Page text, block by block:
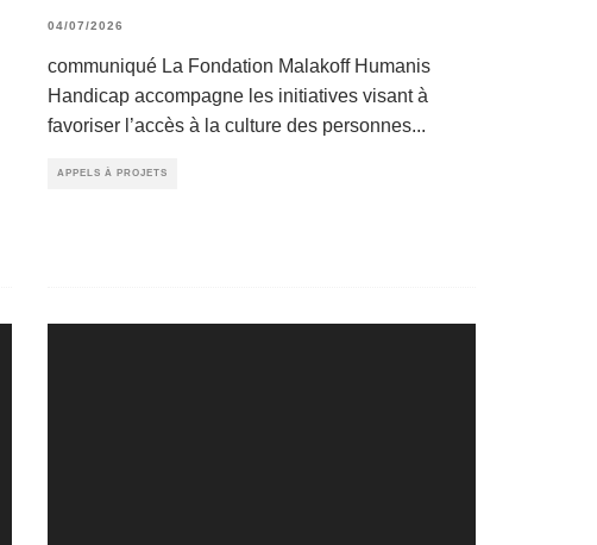
04/07/2026
communiqué La Fondation Malakoff Humanis
Handicap accompagne les initiatives visant à
favoriser l’accès à la culture des personnes...
APPELS À PROJETS